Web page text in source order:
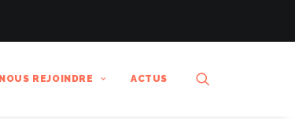
NOUS REJOINDRE ACTUS